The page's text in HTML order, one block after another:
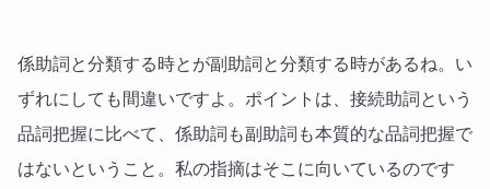
係助詞と分類する時とが副助詞と分類する時があるね。い
ずれにしても間違いですよ。ポイントは、接続助詞という
品詞把握に比べて、係助詞も副助詞も本質的な品詞把握で
はないということ。私の指摘はそこに向いているのです